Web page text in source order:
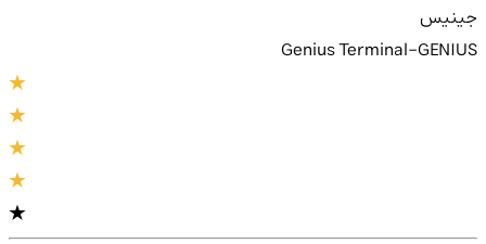
جینیس
Genius Terminal-GENIUS